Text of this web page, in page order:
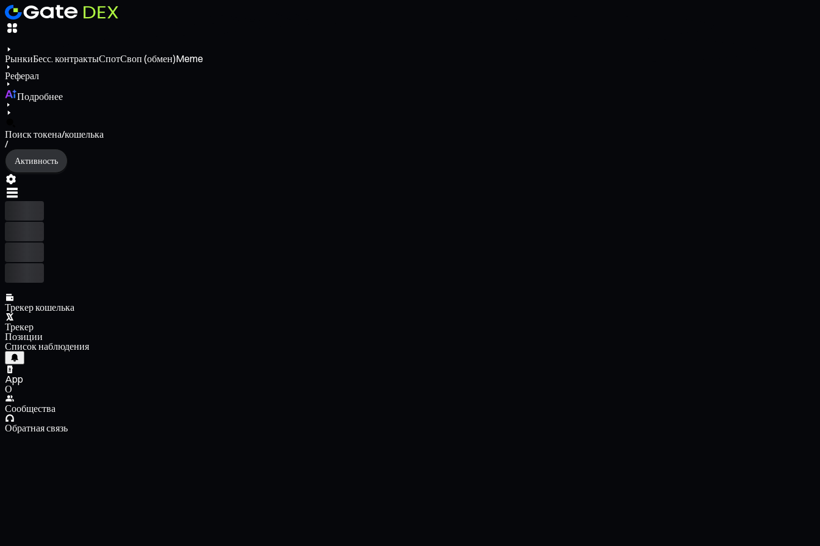
РынкиБесс. контрактыСпотСвоп (обмен)Meme
Реферал
Подробнее
Поиск токена/кошелька
/
Активность
Трекер кошелька
Трекер
Позиции
Список наблюдения
App
О
Сообщества
Обратная связь